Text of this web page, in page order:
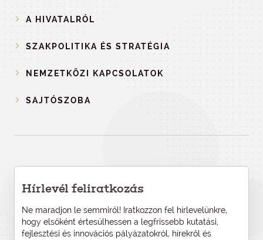
A HIVATALRÓL
SZAKPOLITIKA ÉS STRATÉGIA
NEMZETKÖZI KAPCSOLATOK
SAJTÓSZOBA
Hírlevél feliratkozás
Ne maradjon le semmiről! Iratkozzon fel hírlevelünkre,
hogy elsőként értesülhessen a legfrissebb kutatási,
fejlesztési és innovációs pályázatokról, hírekről és